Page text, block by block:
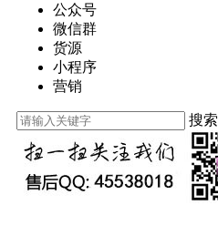
公众号
微信群
货源
小程序
营销
搜索